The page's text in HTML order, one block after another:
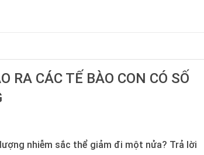
RA CÁC TẾ BÀO CON CÓ SỐ
nhiễm sắc thể giảm đi một nửa? Trả lời